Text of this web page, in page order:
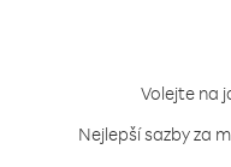
Volejte na
Nejlepší sazby za